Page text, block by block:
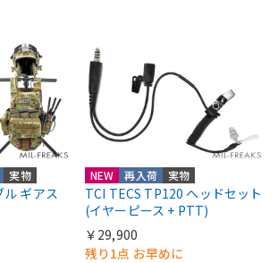
実物
ル ギアス
NEW 再入荷 実物
TCI TECS TP120 ヘッドセット
(イヤーピース + PTT)
￥29,900
残り1点 お早めに